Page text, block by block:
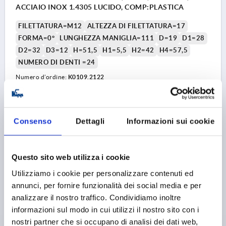
Consenso Dettagli Informazioni sui cookie
Questo sito web utilizza i cookie
Utilizziamo i cookie per personalizzare contenuti ed
annunci, per fornire funzionalità dei social media e per
analizzare il nostro traffico. Condividiamo inoltre
informazioni sul modo in cui utilizzi il nostro sito con i
nostri partner che si occupano di analisi dei dati web,
ACCIAIO INOX 1.4305 LUCIDO, COMP:PLASTICA
FILETTATURA=M12
ALTEZZA DI FILETTATURA=17
FORMA=0°
LUNGHEZZA MANIGLIA=111 D=19
D1=28
D2=32
D3=12 H=51,5 H1=5,5 H2=42
H4=57,5
NUMERO DI DENTI =24
Numero d’ordine: K0109.2122